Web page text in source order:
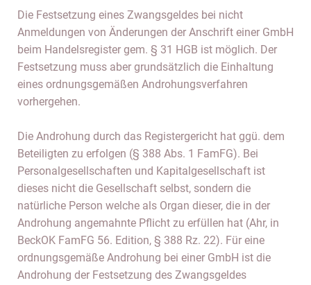
Die Festsetzung eines Zwangsgeldes bei nicht
Anmeldungen von Änderungen der Anschrift einer GmbH
beim Handelsregister gem. § 31 HGB ist möglich. Der
Festsetzung muss aber grundsätzlich die Einhaltung
eines ordnungsgemäßen Androhungsverfahren
vorhergehen.
Die Androhung durch das Registergericht hat ggü. dem
Beteiligten zu erfolgen (§ 388 Abs. 1 FamFG). Bei
Personalgesellschaften und Kapitalgesellschaft ist
dieses nicht die Gesellschaft selbst, sondern die
natürliche Person welche als Organ dieser, die in der
Androhung angemahnte Pflicht zu erfüllen hat (Ahr, in
BeckOK FamFG 56. Edition, § 388 Rz. 22). Für eine
ordnungsgemäße Androhung bei einer GmbH ist die
Androhung der Festsetzung des Zwangsgeldes